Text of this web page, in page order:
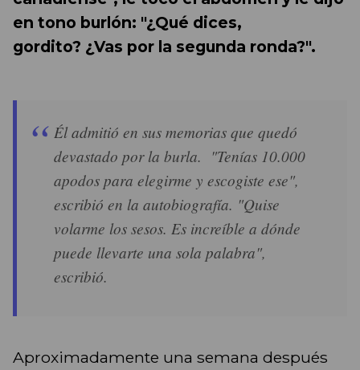
en tono burlón: "¿Qué dices,
gordito? ¿Vas por la segunda ronda?".
Él admitió en sus memorias que quedó
devastado por la burla. "Tenías 10.000
apodos para elegirme y escogiste ese",
escribió en la autobiografía. "Quise
volarme los sesos. Es increíble a dónde
puede llevarte una sola palabra",
escribió.
Aproximadamente una semana después